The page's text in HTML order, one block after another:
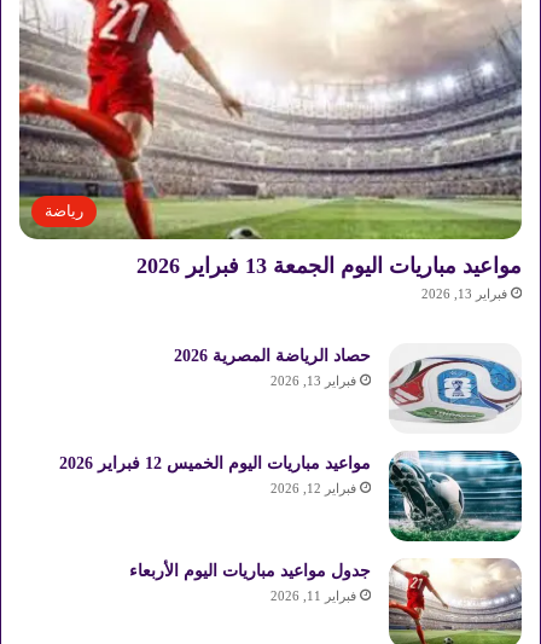
رياضة
مواعيد مباريات اليوم الجمعة 13 فبراير 2026
فبراير 13, 2026
حصاد الرياضة المصرية 2026
فبراير 13, 2026
مواعيد مباريات اليوم الخميس 12 فبراير 2026
فبراير 12, 2026
جدول مواعيد مباريات اليوم الأربعاء
فبراير 11, 2026